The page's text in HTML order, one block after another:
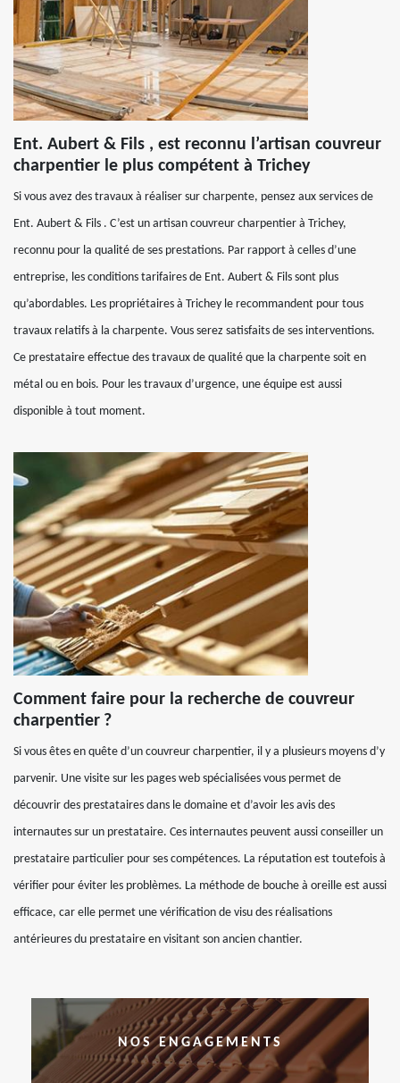
Ent. Aubert & Fils , est reconnu l’artisan couvreur
charpentier le plus compétent à Trichey
Si vous avez des travaux à réaliser sur charpente, pensez aux services de
Ent. Aubert & Fils . C’est un artisan couvreur charpentier à Trichey,
reconnu pour la qualité de ses prestations. Par rapport à celles d’une
entreprise, les conditions tarifaires de Ent. Aubert & Fils sont plus
qu’abordables. Les propriétaires à Trichey le recommandent pour tous
travaux relatifs à la charpente. Vous serez satisfaits de ses interventions.
Ce prestataire effectue des travaux de qualité que la charpente soit en
métal ou en bois. Pour les travaux d’urgence, une équipe est aussi
disponible à tout moment.
Comment faire pour la recherche de couvreur
charpentier ?
Si vous êtes en quête d’un couvreur charpentier, il y a plusieurs moyens d’y
parvenir. Une visite sur les pages web spécialisées vous permet de
découvrir des prestataires dans le domaine et d’avoir les avis des
internautes sur un prestataire. Ces internautes peuvent aussi conseiller un
prestataire particulier pour ses compétences. La réputation est toutefois à
vérifier pour éviter les problèmes. La méthode de bouche à oreille est aussi
efficace, car elle permet une vérification de visu des réalisations
antérieures du prestataire en visitant son ancien chantier.
NOS ENGAGEMENTS